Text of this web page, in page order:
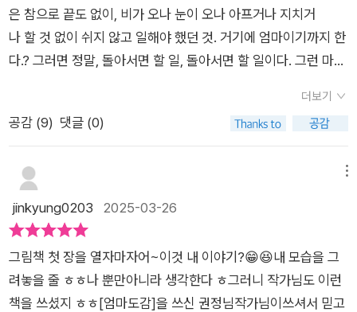
은 참으로 끝도 없이, 비가 오나 눈이 오나 아프거나 지치거
나 할 것 없이 쉬지 않고 일해야 했던 것. 거기에 엄마이기까지 한
다.? 그러면 정말, 돌아서면 할 일, 돌아서면 할 일이다. 그런 마음
다가 눈물이 핑 돌았다. 우리 집 아이가 나를 안아주며 “고장 나
지만”라고 위로해주던 그림책, 때때로 고장이 나는 엄마들을 위
한 그림책, 『시계탕』을 소개한다. 사실 『시계탕』의 첫 장은 양심
이 콕콕 쑤셨다. 나도 자주 하는 말, “10분 내로 가방을 메
마 다른 엄마도 비슷할 것이다. 정해진 24시간 안에 우리는 아이
까. 『시계탕』 속 엄마도 역시 시간을 똑똑 쪼개어 잔소리한다. 아
이가 속으로 '제발 저 소리 좀 멈췄으면' 하고 생각하였는지도 모
더보기
공감 (9) 댓글 (0)
jinkyung0203 2025-03-26
그림책 첫 장을 열자마자어~이것 내 이야기?😁😆내 모습을 그
려놓을 줄 ㅎㅎ나 뿐만아니라 생각한다 ㅎ그러니 작가님도 이런
책을 쓰셨지 ㅎㅎ[엄마도감]을 쓰신 권정님작가님이쓰셔서 믿고